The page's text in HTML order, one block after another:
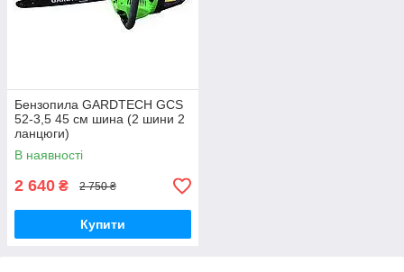
Бензопила GARDTECH GCS
52-3,5 45 см шина (2 шини 2
ланцюги)
В наявності
2 640 ₴ 2 750 ₴
Купити